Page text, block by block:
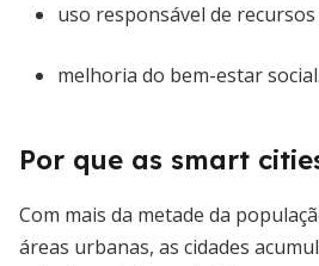
uso responsável de
melhoria do bem-estar social.
Por que as smart
Com mais da metade da
áreas urbanas, as cidades